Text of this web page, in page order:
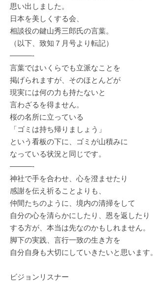
思い出しました。
日本を美しくする会、
相談役の鍵山秀三郎氏の言葉。
（以下、致知７月号より転記）
———-
言葉ではいくらでも立派なことを
掲げられますが、そのほとんどが
現実には何の力も持たないと
言わざるを得ません。
桜の名所に立っている
「ゴミは持ち帰りましょう」
という看板の下に、ゴミが山積みに
なっている状況と同じです。
———-
神社で手を合わせ、心を澄ませたり
感謝を伝え祈ることよりも、
仲間たちのように、境内の清掃をして
自分の心を清らかにしたり、恩を返したり
する方が、本当は先なのかもしれません。
脚下の実践、言行一致の生き方を
自分自身も大切にしていきたいと思います。
ビジョンリスナー